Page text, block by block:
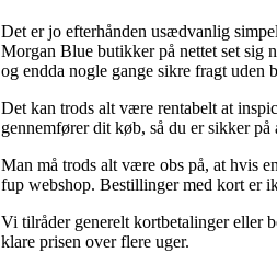
Det er jo efterhånden usædvanlig
Morgan Blue butikker på nettet set sig
og endda nogle gange sikre fragt uden
Det kan trods alt være rentabelt at
gennemfører dit køb, så du er sikker
Man må trods alt være obs på, at hvis
fup webshop. Bestillinger med kort er
Vi tilråder generelt kortbetalinger eller
klare prisen over flere uger.